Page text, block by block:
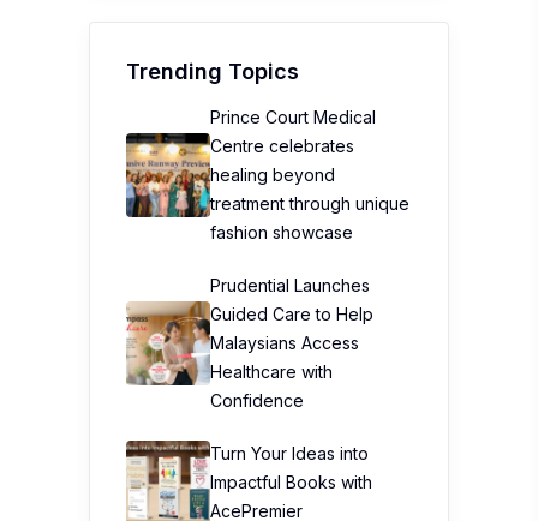
Guided Care to Help
Malaysians Access
Healthcare with
Confidence
Impactful Books with
AcePremier
Southeast Asia’s 1st
TOMICA FACTORY
Store Kuala Lumpur